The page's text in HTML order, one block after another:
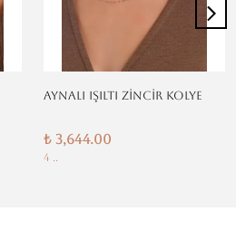
AYNALI IŞILTI ZİNCİR KOLYE
₺ 3,644.00
4 ..